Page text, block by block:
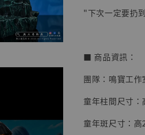
加
"下次一定要扔
■ 商品資訊：
團隊：鳴寶工作
童年柱間尺寸
童年斑尺寸：